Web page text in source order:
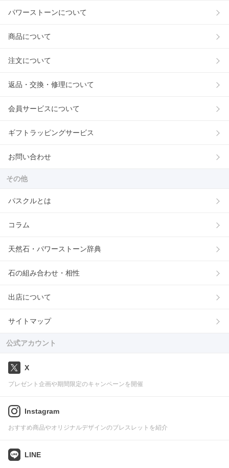
パワーストーンについて
商品について
注文について
返品・交換・修理について
会員サービスについて
ギフトラッピングサービス
お問い合わせ
その他
パスクルとは
コラム
天然石・パワーストーン辞典
石の組み合わせ・相性
出店について
サイトマップ
公式アカウント
X
プレゼント企画や期間限定のキャンペーンを開催
Instagram
おすすめ商品やオリジナルデザインのブレスレットを紹介
LINE